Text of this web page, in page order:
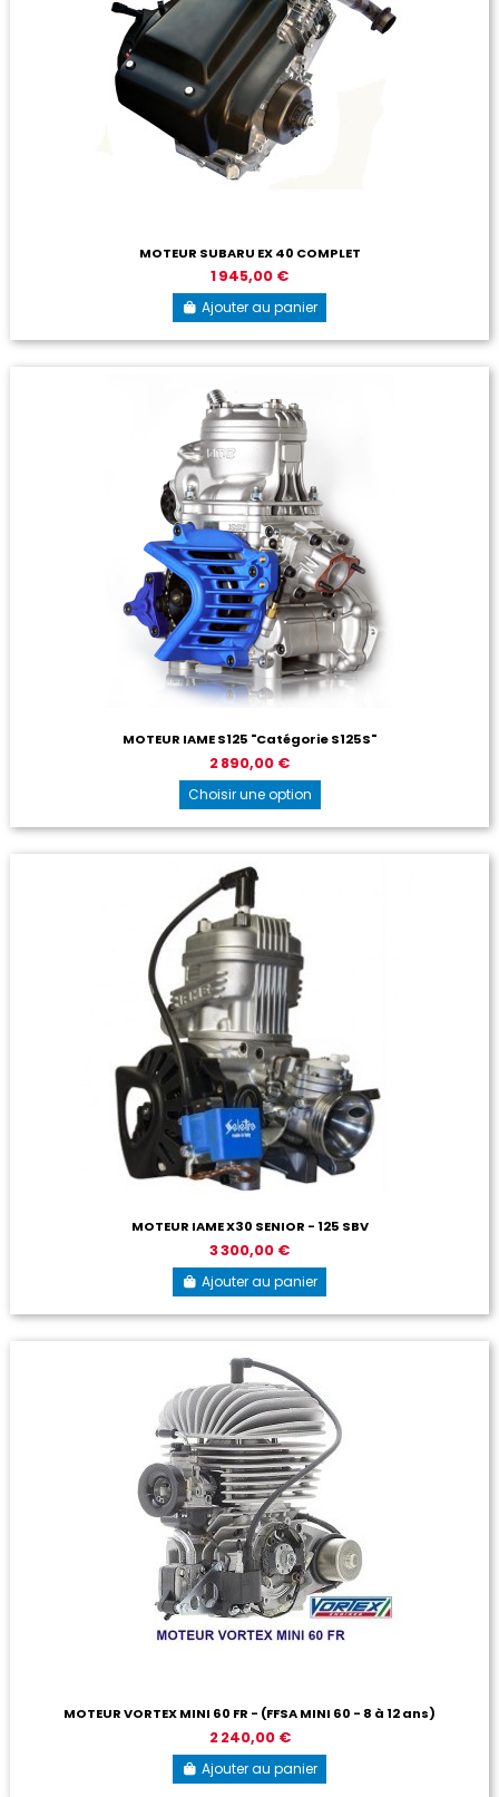
MOTEUR SUBARU EX 40 COMPLET
1 945,00 €
Ajouter au panier
MOTEUR IAME S125 "Catégorie S125S"
2 890,00 €
Choisir une option
MOTEUR IAME X30 SENIOR - 125 SBV
3 300,00 €
Ajouter au panier
MOTEUR VORTEX MINI 60 FR - (FFSA MINI 60 - 8 à 12 ans)
2 240,00 €
Ajouter au panier